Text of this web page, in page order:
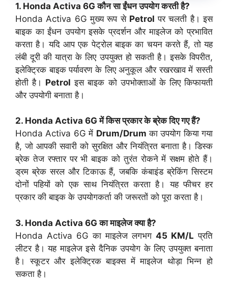
1. Honda Activa 6G कौन सा ईंधन उपयोग करती है?
Honda Activa 6G मुख्य रूप से Petrol पर चलती है। इस
बाइक का ईंधन उपयोग इसके प्रदर्शन और माइलेज को प्रभावित
करता है। यदि आप एक पेट्रोल बाइक का चयन करते हैं, तो यह
लंबी दूरी की यात्रा के लिए उपयुक्त हो सकती है। इसके विपरीत,
इलेक्ट्रिक बाइक पर्यावरण के लिए अनुकूल और रखरखाव में सस्ती
होती है। Petrol इस बाइक को उपभोक्ताओं के लिए किफायती
और उपयोगी बनाता है।
2. Honda Activa 6G में किस प्रकार के ब्रेक दिए गए हैं?
Honda Activa 6G में Drum/Drum का उपयोग किया गया
है, जो आपकी सवारी को सुरक्षित और नियंत्रित बनाता है। डिस्क
ब्रेक तेज रफ्तार पर भी बाइक को तुरंत रोकने में सक्षम होते हैं।
ड्रम ब्रेक सरल और टिकाऊ हैं, जबकि कंबाइंड ब्रेकिंग सिस्टम
दोनों पहियों को एक साथ नियंत्रित करता है। यह फीचर हर
प्रकार की बाइक के उपयोगकर्ता की जरूरतों को पूरा करता है।
3. Honda Activa 6G का माइलेज क्या है?
Honda Activa 6G का माइलेज लगभग 45 KM/L प्रति
लीटर है। यह माइलेज इसे दैनिक उपयोग के लिए उपयुक्त बनाता
है। स्कूटर और इलेक्ट्रिक बाइक्स में माइलेज थोड़ा भिन्न हो
सकता है।